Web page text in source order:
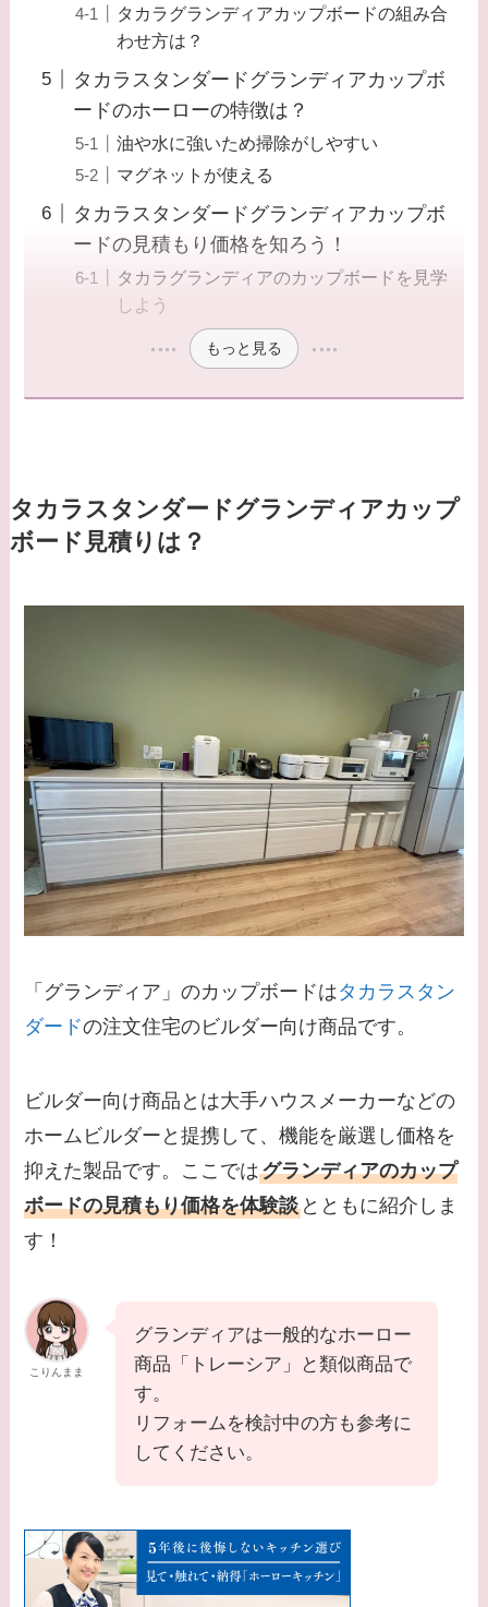
タカラグランディアカップボードの組み合
わせ方は？
タカラスタンダードグランディアカップボ
ードのホーローの特徴は？
油や水に強いため掃除がしやすい
マグネットが使える
タカラスタンダードグランディアカップボ
ードの見積もり価格を知ろう！
タカラグランディアのカップボードを見学
しよう
もっと見る
タカラスタンダードグランディアカップ
ボード見積りは？
「グランディア」のカップボードはタカラスタン
ダードの注文住宅のビルダー向け商品です。
ビルダー向け商品とは大手ハウスメーカーなどの
ホームビルダーと提携して、機能を厳選し価格を
抑えた製品です。ここではグランディアのカップ
ボードの見積もり価格を体験談 とともに紹介しま
す！
こりんまま
グランディアは一般的なホーロー
商品「トレーシア」と類似商品で
す。
リフォームを検討中の方も参考に
してください。